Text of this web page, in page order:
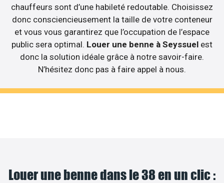
chauffeurs sont d’une habileté redoutable. Choisissez
donc consciencieusement la taille de votre conteneur
et vous vous garantirez que l’occupation de l’espace
public sera optimal. Louer une benne à Seyssuel est
donc la solution idéale grâce à notre savoir-faire.
N’hésitez donc pas à faire appel à nous.
Louer une benne dans le 38 en un clic :